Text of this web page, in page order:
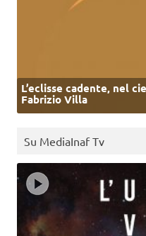
L’eclisse cadente, nel
Fabrizio Villa
Su MediaInaf Tv